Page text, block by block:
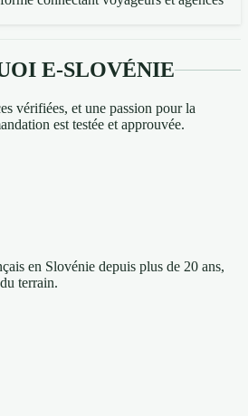
E-SLOVÉNIE
vérifiées, et une passion pour la
est testée et approuvée.
en Slovénie depuis plus de 20 ans,
terrain.